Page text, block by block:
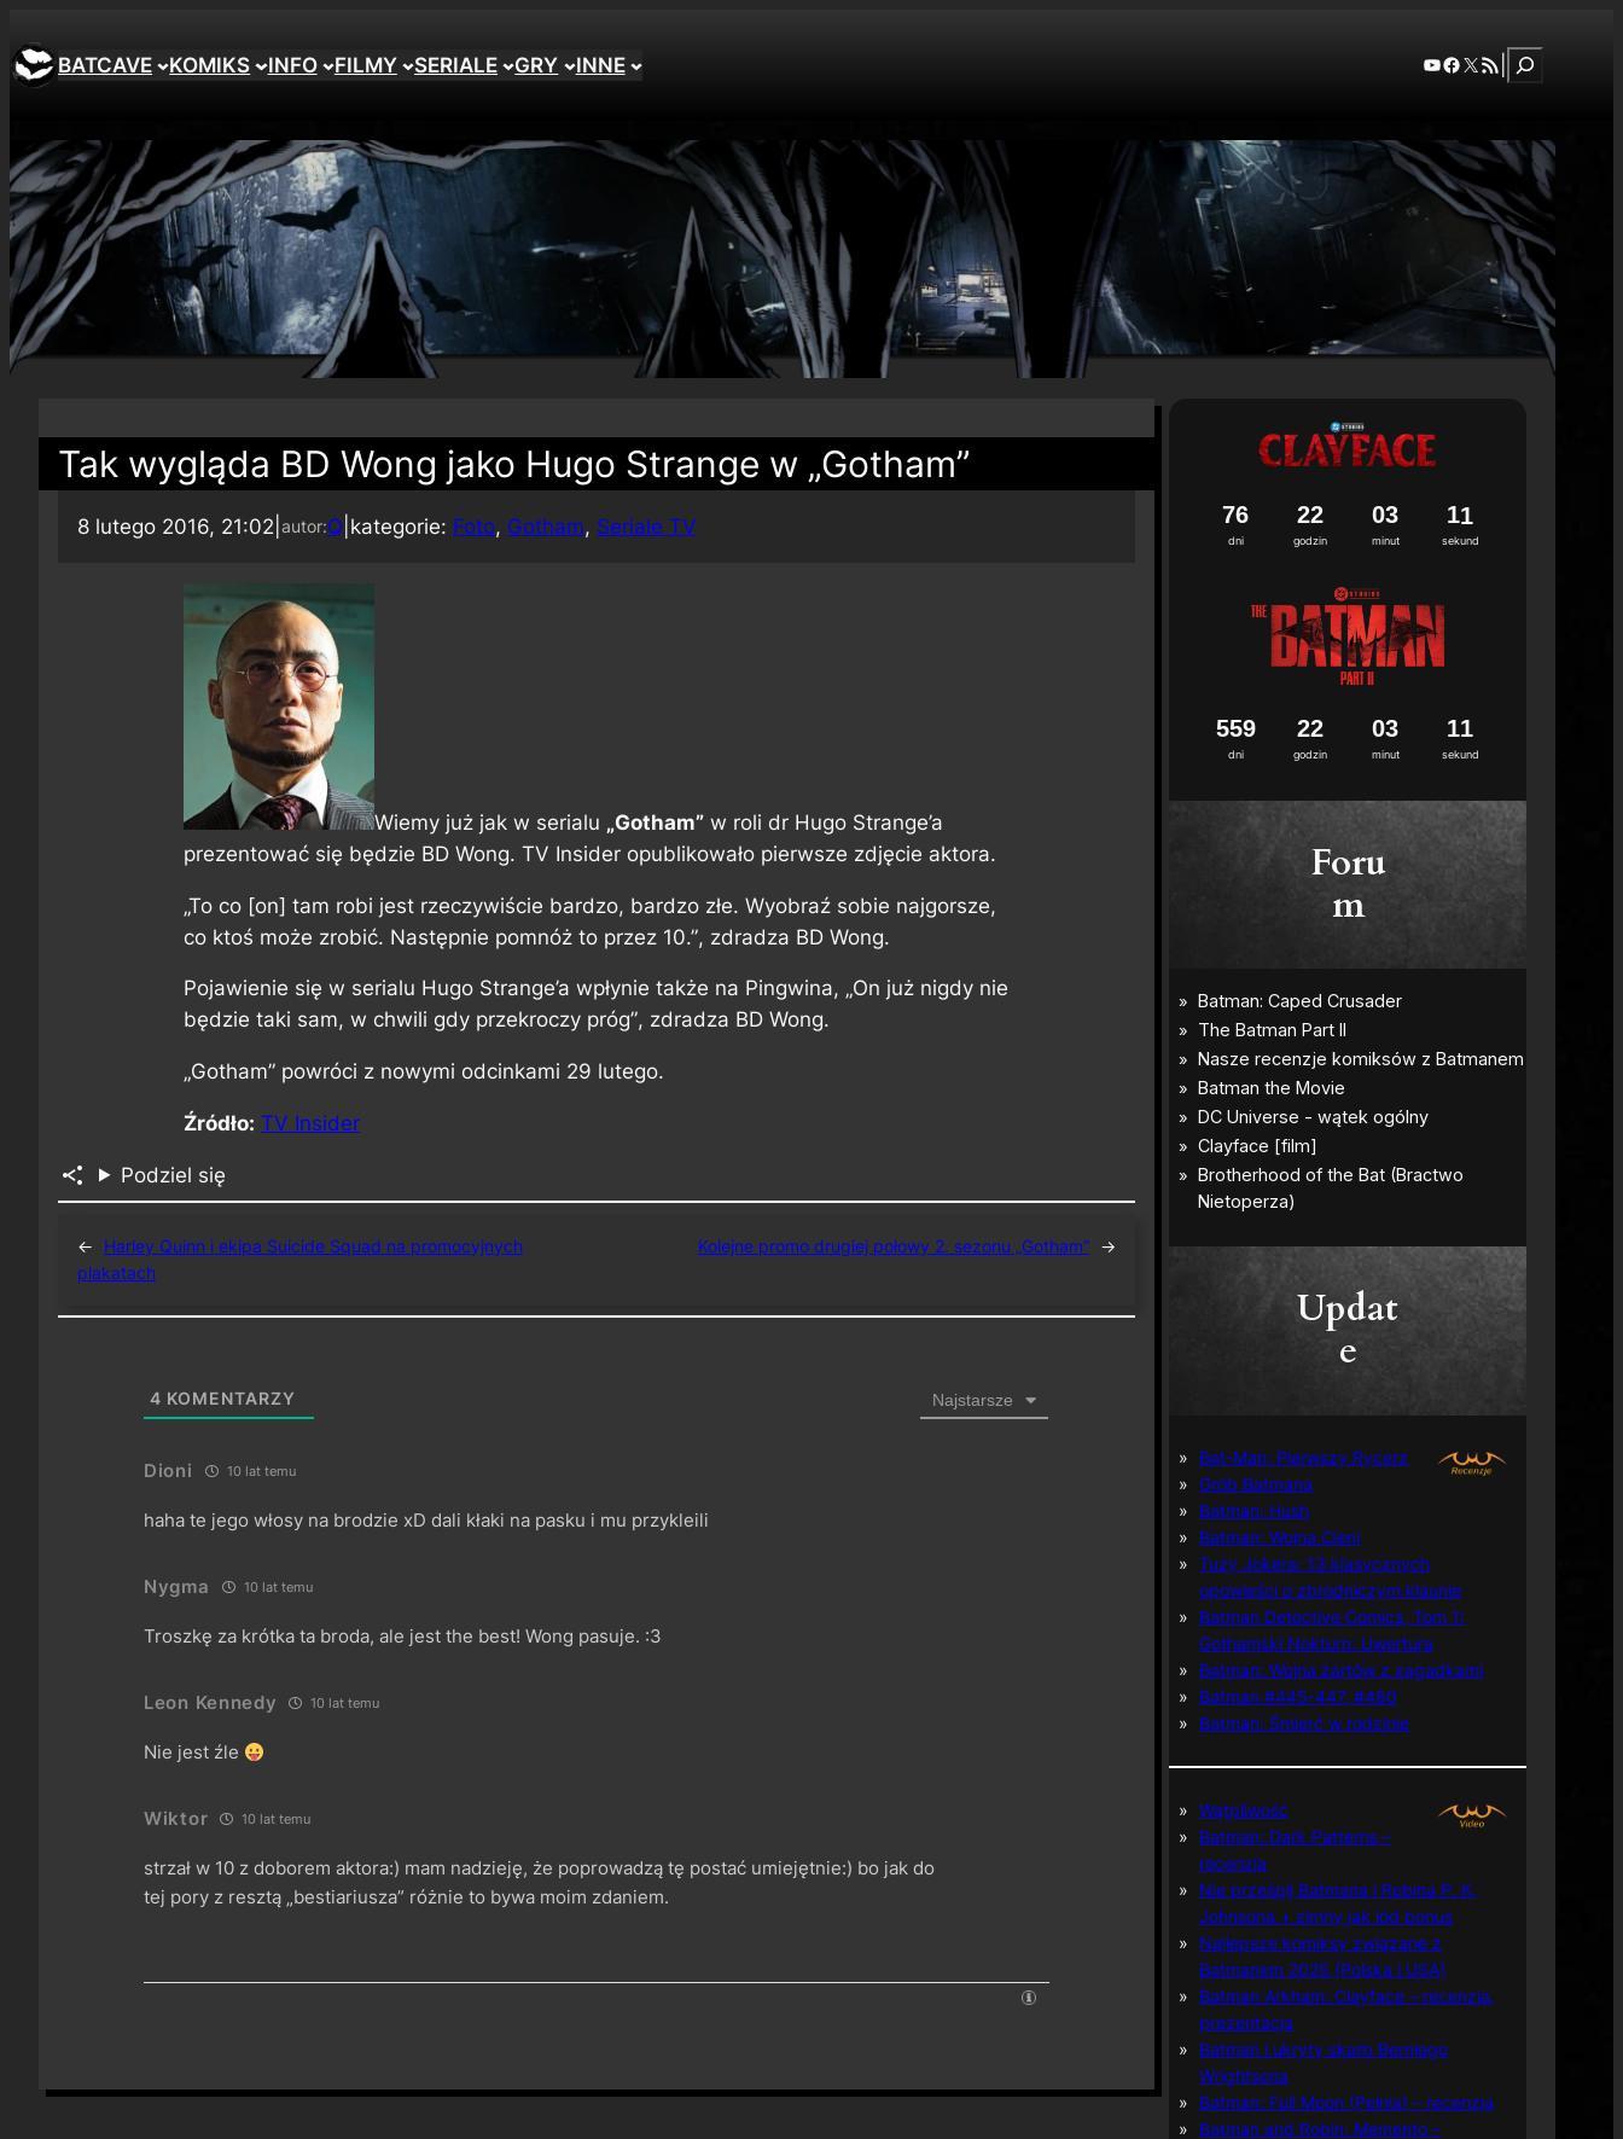
BATCAVE KOMIKS INFO FILMY SERIALE GRY INNE YouTube
Facebook
X RSS FeedSzukaj
Tak wygląda BD Wong jako Hugo Strange w „Gotham”
8 lutego 2016, 21:02 autor:Q kategorie: Foto, Gotham, Seriale TV
Wiemy już jak w serialu „Gotham” w roli dr Hugo Strange’a
prezentować się będzie BD Wong. TV Insider opublikowało pierwsze zdjęcie aktora.
„To co [on] tam robi jest rzeczywiście bardzo, bardzo złe. Wyobraź sobie najgorsze,
co ktoś może zrobić. Następnie pomnóż to przez 10.”, zdradza BD Wong.
Pojawienie się w serialu Hugo Strange’a wpłynie także na Pingwina, „On już nigdy nie
będzie taki sam, w chwili gdy przekroczy próg”, zdradza BD Wong.
„Gotham” powróci z nowymi odcinkami 29 lutego.
Źródło: TV Insider
Podziel się
←
Harley Quinn i ekipa Suicide Squad na promocyjnych
plakatach
Kolejne promo drugiej połowy 2. sezonu „Gotham” →
4 KOMENTARZY Najstarsze
Dioni 10 lat temu
haha te jego włosy na brodzie xD dali kłaki na pasku i mu przykleili
Nygma 10 lat temu
Troszkę za krótka ta broda, ale jest the best! Wong pasuje. :3
Leon Kennedy 10 lat temu
Nie jest źle
Wiktor 10 lat temu
strzał w 10 z doborem aktora:) mam nadzieję, że poprowadzą tę postać umiejętnie:) bo jak do
tej pory z resztą „bestiariusza” różnie to bywa moim zdaniem.
dni
76
godzin
22
minut
03
sekund
10
dni
559
godzin
22
minut
03
sekund
10
Foru
m
Updat
e
Bat-Man: Pierwszy Rycerz
Grób Batmana
Batman: Hush
Batman: Wojna Cieni
Tuzy Jokera: 13 klasycznych
opowieści o zbrodniczym klaunie
Batman Detective Comics, Tom 1:
Gothamski Nokturn: Uwertura
Batman: Wojna żartów z zagadkami
Batman #445-447, #480
Batman: Śmierć w rodzinie
Wątpliwość
Batman: Dark Patterns –
recenzja
Nie prześpij Batmana i Robina P. K.
Johnsona + zimny jak lód bonus
Najlepsze komiksy związane z
Batmanem 2025 (Polska i USA)
Batman Arkham: Clayface – recenzja,
prezentacja
Batman i ukryty skarb Berniego
Wrightsona
Batman: Full Moon (Pełnia) – recenzja
Batman and Robin: Memento –